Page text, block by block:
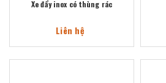
Xe đẩy inox có thùng rác
Liên hệ